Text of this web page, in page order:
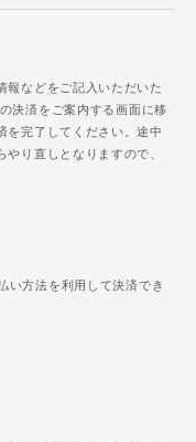
報などをご記入いただいた
決済をご案内する画面に移
を完了してください。途中
り直しとなりますので、
い方法を利用して決済でき